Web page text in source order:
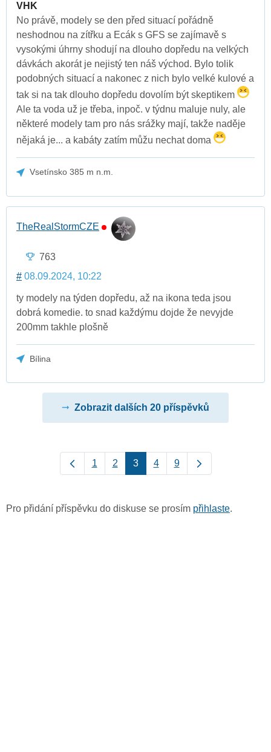
VHK
No právě, modely se den před situací pořádně
neshodnou na zítřku a Ecák s GFS se zajímavě s
vysokými úhrny shodují na dlouho dopředu na velkých
dávkách akorát je nejistý ten náš východ. Bylo tolik
podobných situací a nakonec z nich bylo velké kulové a
tak si na tak dlouho dopředu dovolím být skeptikem
Ale ta voda už je třeba, inpoč. v týdnu maluje nuly, ale
některé modely tam pro nás srážky mají, takže naděje
nějaká je... a kabáty zatím můžu nechat doma
Vsetínsko 385 m n.m.
TheRealStormCZE
763
# 08.09.2024, 10:22
ty modely na týden dopředu, až na ikona teda jsou
dobrá komedie. to snad každýmu dojde že nevyjde
200mm takhle plošně
Bílina
Zobrazit dalších 20 příspěvků
1 2 3 4 9
Pro přidání příspěvku do diskuse se prosím přihlaste.